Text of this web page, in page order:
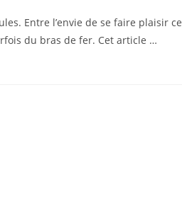
Entre l’envie de se faire plaisir ce
du bras de fer. Cet article …